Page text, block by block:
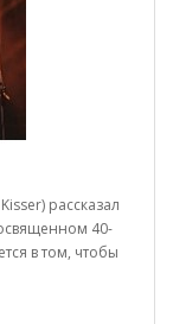
рассказал
40-
в том, чтобы